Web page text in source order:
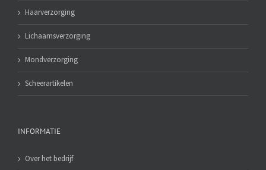
Haarverzorging
Lichaamsverzorging
Mondverzorging
Scheerartikelen
INFORMATIE
Over het bedrijf